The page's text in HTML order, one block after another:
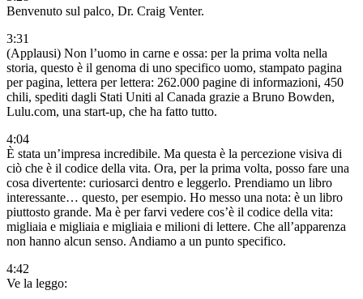
Benvenuto sul palco, Dr. Craig Venter.
3:31
(Applausi) Non l’uomo in carne e ossa: per la prima volta nella
storia, questo è il genoma di uno specifico uomo, stampato pagina
per pagina, lettera per lettera: 262.000 pagine di informazioni, 450
chili, spediti dagli Stati Uniti al Canada grazie a Bruno Bowden,
Lulu.com, una start-up, che ha fatto tutto.
4:04
È stata un’impresa incredibile. Ma questa è la percezione visiva di
ciò che è il codice della vita. Ora, per la prima volta, posso fare una
cosa divertente: curiosarci dentro e leggerlo. Prendiamo un libro
interessante… questo, per esempio. Ho messo una nota: è un libro
piuttosto grande. Ma è per farvi vedere cos’è il codice della vita:
migliaia e migliaia e migliaia e milioni di lettere. Che all’apparenza
non hanno alcun senso. Andiamo a un punto specifico.
4:42
Ve la leggo: